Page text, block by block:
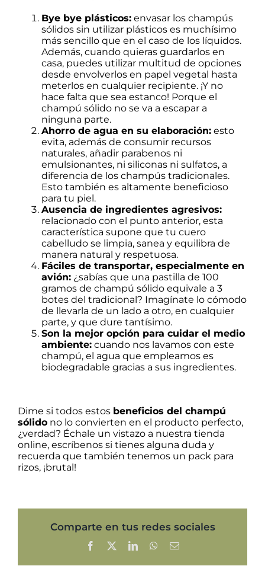
Bye bye plásticos: envasar los champús
sólidos sin utilizar plásticos es muchísimo
más sencillo que en el caso de los líquidos.
Además, cuando quieras guardarlos en
casa, puedes utilizar multitud de opciones
desde envolverlos en papel vegetal hasta
meterlos en cualquier recipiente. ¡Y no
hace falta que sea estanco! Porque el
champú sólido no se va a escapar a
ninguna parte.
Ahorro de agua en su elaboración: esto
evita, además de consumir recursos
naturales, añadir parabenos ni
emulsionantes, ni siliconas ni sulfatos, a
diferencia de los champús tradicionales.
Esto también es altamente beneficioso
para tu piel.
Ausencia de ingredientes agresivos:
relacionado con el punto anterior, esta
característica supone que tu cuero
cabelludo se limpia, sanea y equilibra de
manera natural y respetuosa.
Fáciles de transportar, especialmente en
avión: ¿sabías que una pastilla de 100
gramos de champú sólido equivale a 3
botes del tradicional? Imagínate lo cómodo
de llevarla de un lado a otro, en cualquier
parte, y que dure tantísimo.
Son la mejor opción para cuidar el medio
ambiente: cuando nos lavamos con este
champú, el agua que empleamos es
biodegradable gracias a sus ingredientes.
Dime si todos estos beneficios del champú
sólido no lo convierten en el producto perfecto,
¿verdad? Échale un vistazo a nuestra tienda
online, escríbenos si tienes alguna duda y
recuerda que también tenemos un pack para
rizos, ¡brutal!
Comparte en tus redes sociales
Facebook LinkedInWhatsApp
Correo